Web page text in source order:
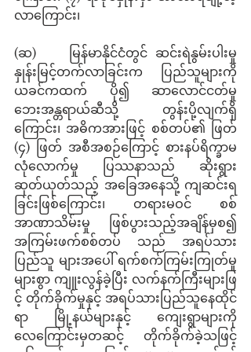
လာကြောင်း၊
(ဆ)    မြန်မာနိုင်ငံတွင် ဆင်းရဲနွမ်းပါးမှု
နှုန်းမြင့်တက်လာခြင်းက ပြည်သူများကို
ယခင်ကထက် ပို၍ ဆာလောင်ငတ်မှု
ဘေးအန္တရာယ်ဆီသို့ တွန်းပို့လျက်ရှိ
ကြောင်း၊ အဓိကအားဖြင့် စစ်တပ်၏ ဖြတ်
(၄) ဖြတ် အစီအစဉ်ကြောင့် စားနပ်ရိက္ခာမ
လုံလောက်မှု ပြဿနာသည် ဆိုးရွား
ဆုတ်ယုတ်သည့် အခြေအနေသို့ ကျဆင်းရ
ခြင်းဖြစ်ကြောင်း၊ တရားမဝင် စစ်
အာဏာသိမ်းမှု ဖြစ်ပွားသည့်အချိန်မှစ၍
အကြမ်းဖက်စစ်တပ် သည် အရပ်သား
ပြည်သူ များအပေါ် ရက်စက်ကြမ်းကြုတ်မှု
များစွာ ကျူးလွန်ခဲ့ပြီး လက်နက်ကြီးများဖြ
င့် တိုက်ခိုက်မှုနှင့် အရပ်သားပြည်သူနေထိုင်
ရာ မြို့နယ်များနှင့် ကျေးရွာများကို
လေကြောင်းမှတဆင့် တိုက်ခိုက်ခဲ့သဖြင့်